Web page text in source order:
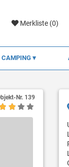
Merkliste (0)
CAMPING
Nr. 139